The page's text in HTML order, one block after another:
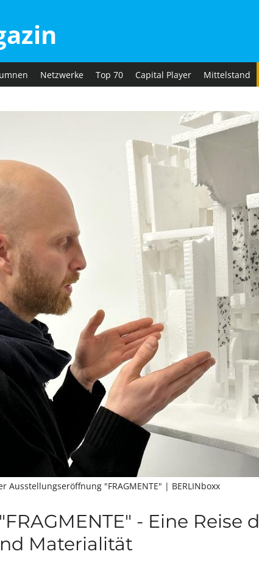
Netzwerke Top 70 Capital Player Mittelstand
Ausstellungseröffnung "FRAGMENTE" | BERLINboxx
- Eine Reise
Materialität